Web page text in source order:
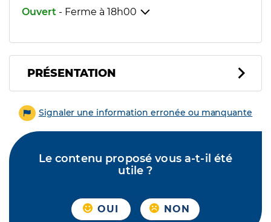
Ouvert - Ferme à 18h00
PRÉSENTATION
Signaler une information erronée ou manquante
Le contenu proposé vous a-t-il été
utile ?
OUI NON